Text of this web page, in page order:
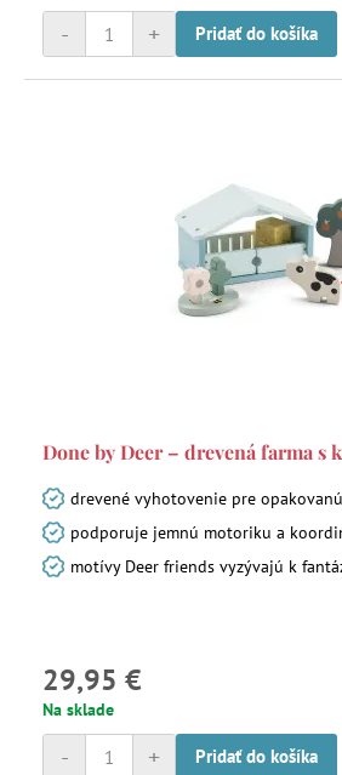
+
- Pridať do košíka
Done by Deer – drevená farma s
drevené vyhotovenie pre
podporuje jemnú motoriku a
motívy Deer friends vyzývajú k
29,95 €
Na sklade
+
- Pridať do košíka